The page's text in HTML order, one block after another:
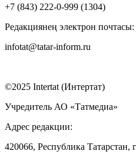
+7 (843) 222-0-999 (1304)
Редакциянең электрон почтасы:
infotat@tatar-inform.ru
©2025 Intertat (Интертат)
Учредитель АО «Татмедиа»
Адрес редакции:
420066, Республика Татарстан,